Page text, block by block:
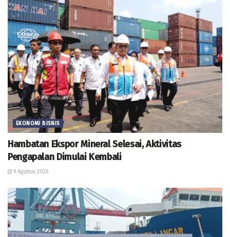
EKONOMI BISNIS
Hambatan Ekspor Mineral Selesai, Aktivitas
Pengapalan Dimulai Kembali
9 Agustus 2026